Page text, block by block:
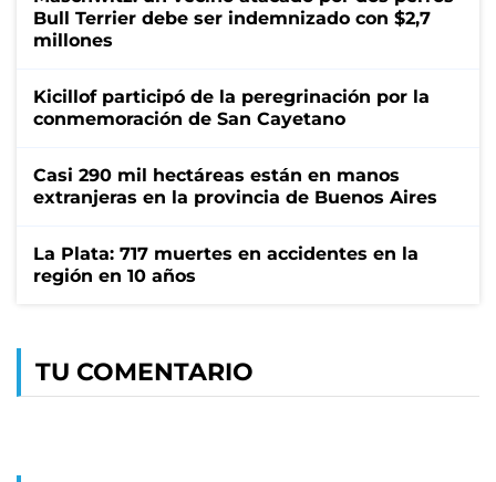
Bull Terrier debe ser indemnizado con $2,7
millones
Kicillof participó de la peregrinación por la
conmemoración de San Cayetano
Casi 290 mil hectáreas están en manos
extranjeras en la provincia de Buenos Aires
La Plata: 717 muertes en accidentes en la
región en 10 años
TU COMENTARIO